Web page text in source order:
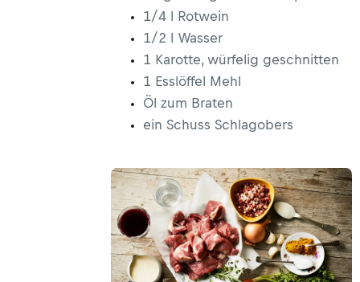
1/4 l Rotwein
1/2 l Wasser
1 Karotte, würfelig geschnitten
1 Esslöffel Mehl
Öl zum Braten
ein Schuss Schlagobers